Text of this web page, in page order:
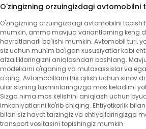
O'zingizning orzuingizdagi avtomobilni
O'zingizning orzuingizdagi avtomobilni topish
mumkin, ammo mavjud variantlarning keng
hayratlanarli bo'lishi mumkin. Avtomobil turi,
siz uchun muhim bo'lgan xususiyatlar kabi
afzalliklaringizni aniqlashdan boshlang.
modellarni o'rganing va mutaxassislar va
o'qing. Avtomobillarni his qilish uchun sinov
ular sizning taxminlaringizga mos keladimi
Sizga nima mos kelishini aniqlash uchun
imkoniyatlarini ko'rib chiqing. Ehtiyotkorlik
bilan siz hayot tarzingiz va ehtiyojlaringizga
transport vositasini topishingiz mumkin